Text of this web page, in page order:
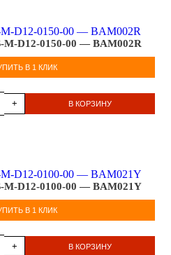
M-D12-0150-00 — BAM002R
В 1 КЛИК
+ В КОРЗИНУ
M-D12-0100-00 — BAM021Y
В 1 КЛИК
+ В КОРЗИНУ